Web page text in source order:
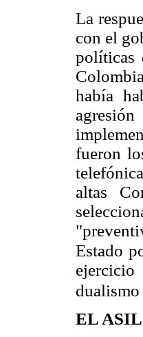
La
con el
políticas
había
fueron
altas
Estado
EL